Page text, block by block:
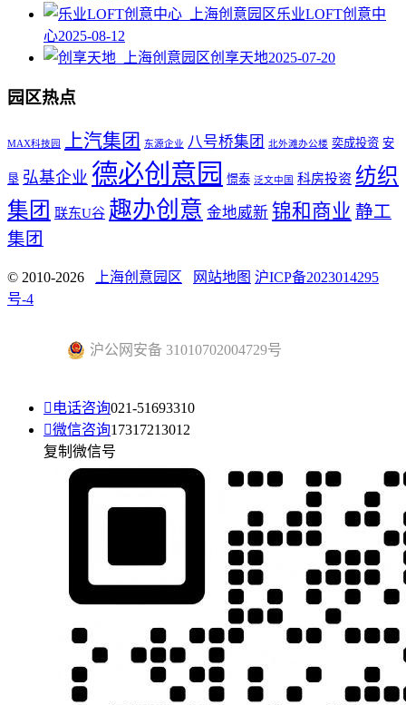
乐业LOFT创意中
心2025-08-12
创享天地2025-07-20
园区热点
MAX科技园 上汽集团 东源企业 八号桥集团 北外滩办公楼 奕成投资 安
垦 弘基企业 德必创意园 憬泰 泛文中国 科房投资 纺织
集团 联东U谷 趣办创意 金地威新 锦和商业 静工
集团
© 2010-2026 上海创意园区 网站地图 沪ICP备2023014295
号-4
沪公网安备 31010702004729号
 电话咨询021-51693310
微信咨询17317213012
复制微信号